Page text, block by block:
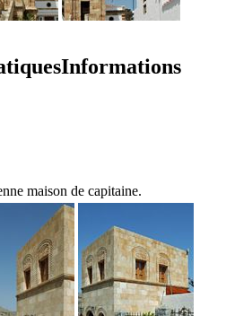
Informations
maison de capitaine.